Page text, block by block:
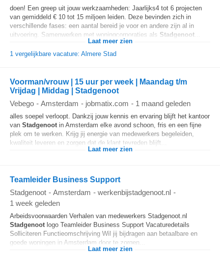
doen! Een greep uit jouw werkzaamheden: Jaarlijks4 tot 6 projecten
van gemiddeld € 10 tot 15 miljoen leiden. Deze bevinden zich in
verschillende fases: een aantal bereid je voor en andere zijn al in
uitvoering. Samenwerken met woningcorporaties als Stadgenoot
Laat meer zien
1 vergelijkbare vacature: Almere Stad
Voorman/vrouw | 15 uur per week | Maandag t/m
Vrijdag | Middag | Stadgenoot
Vebego - Amsterdam - jobmatix.com - 1 maand geleden
alles soepel verloopt. Dankzij jouw kennis en ervaring blijft het kantoor
van Stadgenoot in Amsterdam elke avond schoon, fris en een fijne
plek om te werken. Krijg jij energie van medewerkers begeleiden,
kwaliteit leveren en zorgen dat de klant tevreden blijft...
Laat meer zien
Teamleider Business Support
Stadgenoot - Amsterdam - werkenbijstadgenoot.nl -
1 week geleden
Arbeidsvoorwaarden Verhalen van medewerkers Stadgenoot.nl
Stadgenoot logo Teamleider Business Support Vacaturedetails
Solliciteren Functieomschrijving Wil jij bijdragen aan betaalbare en
goede woningen in Amsterdam door te zorgen...
Laat meer zien